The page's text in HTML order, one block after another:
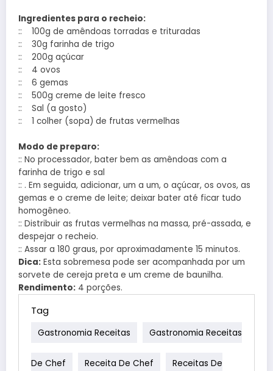
Ingredientes para o recheio:
:: 100g de amêndoas torradas e trituradas
:: 30g farinha de trigo
:: 200g açúcar
:: 4 ovos
:: 6 gemas
:: 500g creme de leite fresco
:: Sal (a gosto)
:: 1 colher (sopa) de frutas vermelhas
Modo de preparo:
:: No processador, bater bem as amêndoas com a
farinha de trigo e sal
:: . Em seguida, adicionar, um a um, o açúcar, os ovos, as
gemas e o creme de leite; deixar bater até ficar tudo
homogêneo.
:: Distribuir as frutas vermelhas na massa, pré-assada, e
despejar o recheio.
:: Assar a 180 graus, por aproximadamente 15 minutos.
Dica: Esta sobremesa pode ser acompanhada por um
sorvete de cereja preta e um creme de baunilha.
Rendimento: 4 porções.
Tag
Gastronomia Receitas Gastronomia Receitas
De Chef Receita De Chef Receitas De